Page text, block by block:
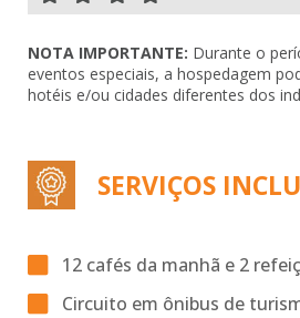
NOTA IMPORTANTE: Durante o
eventos especiais, a hospedagem
hotéis e/ou cidades diferentes dos
SERVIÇOS
12 cafés da manhã e 2
Circuito em ônibus de